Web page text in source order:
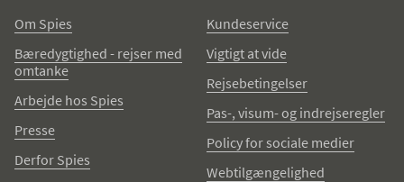
Om Spies
Bæredygtighed - rejser med
omtanke
Arbejde hos Spies
Presse
Derfor Spies
Kundeservice
Vigtigt at vide
Rejsebetingelser
Pas-, visum- og indrejseregler
Policy for sociale medier
Webtilgængelighed